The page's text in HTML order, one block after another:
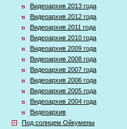
Видеоархив 2013 года
Видеоархив 2012 года
Видеоархив 2011 года
Видеоархив 2010 года
Видеоархив 2009 года
Видеоархив 2008 года
Видеоархив 2007 года
Видеоархив 2006 года
Видеоархив 2005 года
Видеоархив 2004 года
Видеоархив
Под солнцем Ойкумены